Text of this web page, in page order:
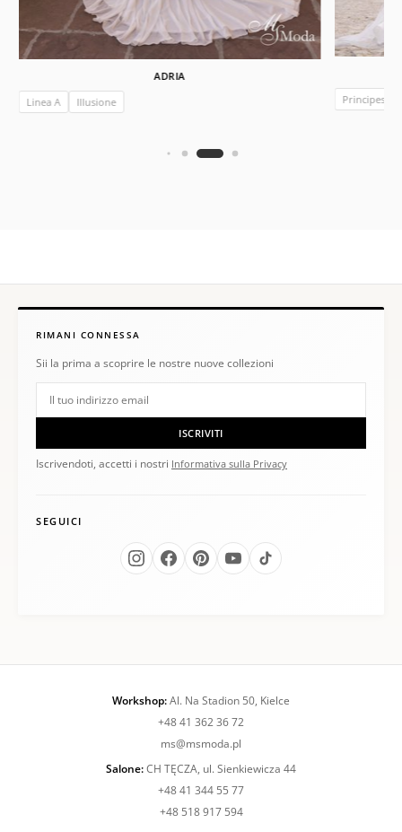
ADRIA
Linea A
Illusione Principessa
RIMANI CONNESSA
Sii la prima a scoprire le nostre nuove collezioni
ISCRIVITI
Iscrivendoti, accetti i nostri Informativa sulla Privacy
SEGUICI
Workshop:Al. Na Stadion 50, Kielce
+48 41 362 36 72
ms@msmoda.pl
Salone:CH TĘCZA, ul. Sienkiewicza 44
+48 41 344 55 77
+48 518 917 594